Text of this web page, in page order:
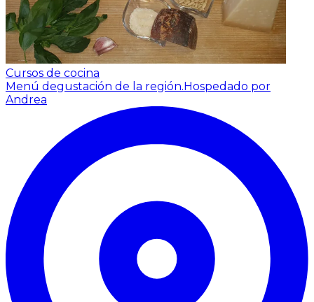
Cursos de cocina
Menú degustación de la región. Hospedado por
Andrea